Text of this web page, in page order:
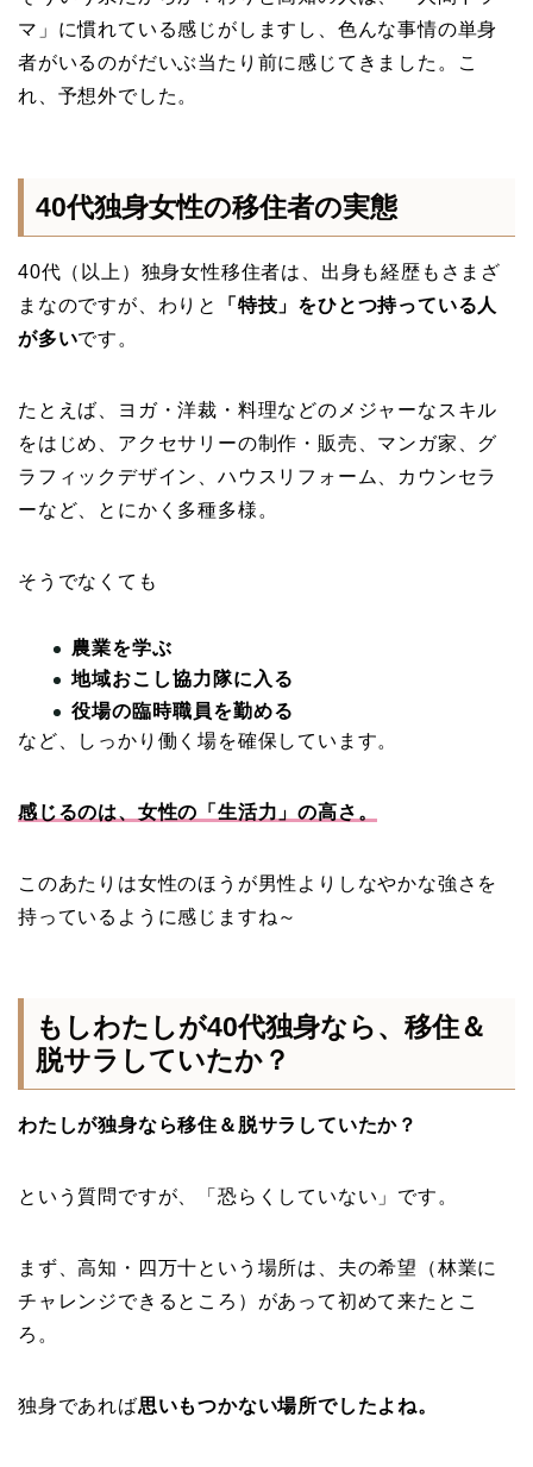
マ」に慣れている感じがしますし、色んな事情の単身
者がいるのがだいぶ当たり前に感じてきました。こ
れ、予想外でした。
40代独身女性の移住者の実態
40代（以上）独身女性移住者は、出身も経歴もさまざ
まなのですが、わりと
「特技」をひとつ持っている人
が多いです。
たとえば、ヨガ・洋裁・料理などのメジャーなスキル
をはじめ、アクセサリーの制作・販売、マンガ家、グ
ラフィックデザイン、ハウスリフォーム、カウンセラ
ーなど、とにかく多種多様。
そうでなくても
農業を学ぶ
地域おこし協力隊に入る
役場の臨時職員を勤める
など、しっかり働く場を確保しています。
感じるのは、女性の「生活力」の高さ。
このあたりは女性のほうが男性よりしなやかな強さを
持っているように感じますね～
もしわたしが40代独身なら、移住＆
脱サラしていたか？
わたしが独身なら移住＆脱サラしていたか？
という質問ですが、「恐らくしていない」です。
まず、高知・四万十という場所は、夫の希望（林業に
チャレンジできるところ）があって初めて来たとこ
ろ。
独身であれば思いもつかない場所でしたよね。